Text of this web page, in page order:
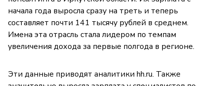
начала года выросла сразу на треть и теперь
составляет почти 141 тысячу рублей в среднем.
Имена эта отрасль стала лидером по темпам
увеличения дохода за первые полгода в регионе.
Эти данные приводят аналитики hh.ru. Также